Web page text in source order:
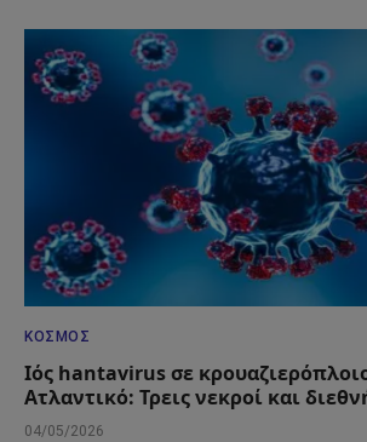
ΚΌΣΜΟΣ
Ιός hantavirus σε
Ατλαντικό: Τρεις νεκροί και
04/05/2026